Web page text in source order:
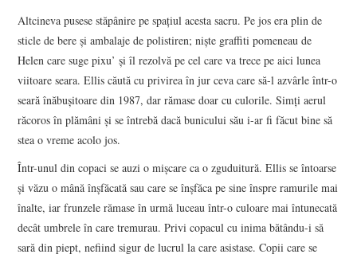
Altcineva pusese stăpânire pe spațiul acesta sacru. Pe jos era plin de
sticle de bere și ambalaje de polistiren; niște graffiti pomeneau de
Helen care suge pixu’ și îl rezolvă pe cel care va trece pe aici lunea
viitoare seara. Ellis căută cu privirea în jur ceva care să-l azvârle într-o
seară înăbușitoare din 1987, dar rămase doar cu culorile. Simți aerul
răcoros în plămâni și se întrebă dacă bunicului său i-ar fi făcut bine să
stea o vreme acolo jos.
Într-unul din copaci se auzi o mișcare ca o zguduitură. Ellis se întoarse
și văzu o mână înșfăcată sau care se înșfăca pe sine înspre ramurile mai
înalte, iar frunzele rămase în urmă luceau într-o culoare mai întunecată
decât umbrele în care tremurau. Privi copacul cu inima bătându-i să
sară din piept, nefiind sigur de lucrul la care asistase. Copii care se